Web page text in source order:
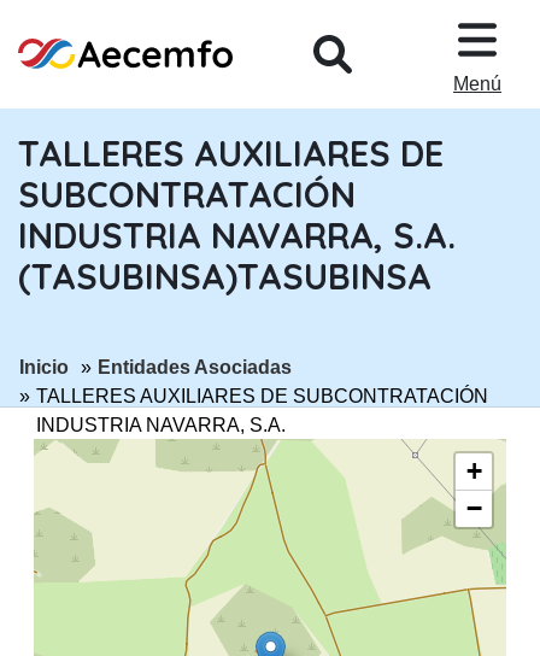
Menú
TALLERES AUXILIARES DE
SUBCONTRATACIÓN
INDUSTRIA NAVARRA, S.A.
(TASUBINSA)TASUBINSA
ir a página:
Inicio ir a página:
Entidades Asociadas
TALLERES AUXILIARES DE SUBCONTRATACIÓN
INDUSTRIA NAVARRA, S.A.
(TASUBINSA)TASUBINSA
+
−